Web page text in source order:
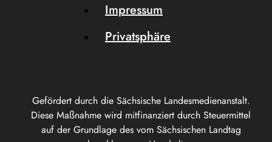
Gefördert durch die Sächsische Landesmedienanstalt.
Diese Maßnahme wird mitfinanziert durch Steuermittel
auf der Grundlage des vom Sächsischen Landtag
Impressum
Privatsphäre